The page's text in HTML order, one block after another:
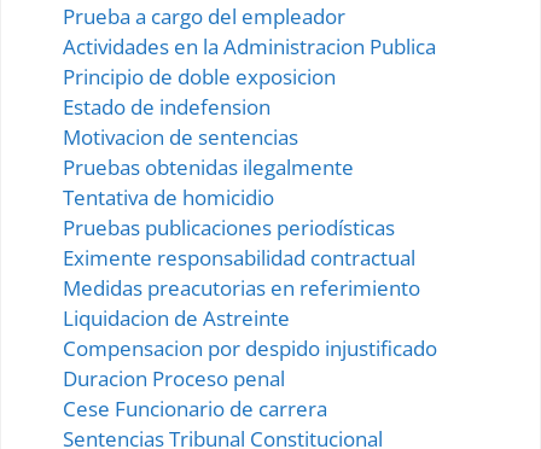
Prueba a cargo del empleador
Actividades en la Administracion Publica
Principio de doble exposicion
Estado de indefension
Motivacion de sentencias
Pruebas obtenidas ilegalmente
Tentativa de homicidio
Pruebas publicaciones periodísticas
Eximente responsabilidad contractual
Medidas preacutorias en referimiento
Liquidacion de Astreinte
Compensacion por despido injustificado
Duracion Proceso penal
Cese Funcionario de carrera
Sentencias Tribunal Constitucional